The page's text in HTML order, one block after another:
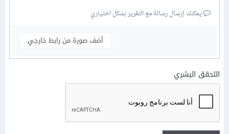
يمكنك إرسال رسالة مع التقرير بشكل اختياري
أضف صورة من رابط خارجي
التحقق البشري